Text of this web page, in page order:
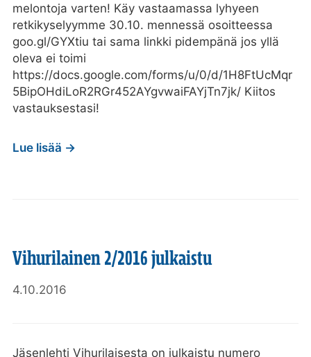
melontoja varten! Käy vastaamassa lyhyeen
retkikyselyymme 30.10. mennessä osoitteessa
goo.gl/GYXtiu tai sama linkki pidempänä jos yllä
oleva ei toimi
https://docs.google.com/forms/u/0/d/1H8FtUcMqr
5BipOHdiLoR2RGr452AYgvwaiFAYjTn7jk/ Kiitos
vastauksestasi!
Lue lisää →
Vihurilainen 2/2016 julkaistu
4.10.2016
Jäsenlehti Vihurilaisesta on julkaistu numero